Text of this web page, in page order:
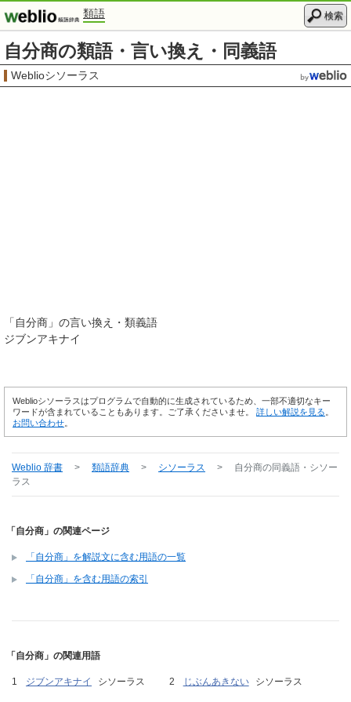
類語 検索
自分商の類語・言い換え・同義語
Weblioシソーラス
「 自分商 」の言い換え・類義語
ジブンアキナイ
Weblioシソーラスはプログラムで自動的に生成されているため、一部不適切なキー
ワードが含まれていることもあります。ご了承くださいませ。 詳しい解説を見る
お問い合わせ
Weblio 辞書 > 類語辞典 > シソーラス > 自分商の同義語・シソー
ラス
「自分商」の関連ページ
「自分商」を解説文に含む用語の一覧
「自分商」を含む用語の索引
「自分商」の関連用語
ジブンアキナイ シソーラス じぶんあきない シソーラス